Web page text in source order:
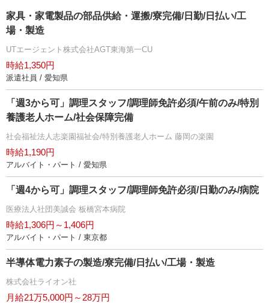
家具・家電製品の部品供給・運搬/寮完備/日勤/日払い/工
場・製造
UTエージェント株式会社AGT東海第一CU
時給1,350円
派遣社員 / 愛知県
「週3から可」調理スタッフ/調理師免許必須/午前のみ/特別
養護老人ホーム/社会保障完備
社会福祉法人志楽園福祉会/特別養護老人ホーム 藤岡の楽園
時給1,190円
アルバイト・パート / 愛知県
「週4から可」調理スタッフ/調理師免許必須/日勤のみ/病院
医療法人社団美誠会 板橋宮本病院
時給1,306円～1,406円
アルバイト・パート / 東京都
半導体電力素子の製造/寮完備/日払い/工場・製造
株式会社ライオン社
月給21万5,000円～28万円